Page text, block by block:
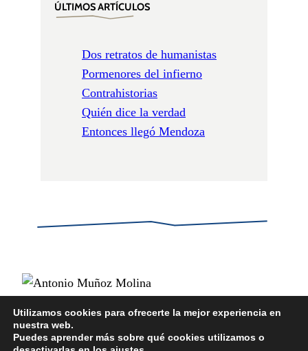
ÚLTIMOS ARTÍCULOS
Dos retratos de humanistas
Pormenores del infierno
Contrahistorias
Quién dice la verdad
Entonces llegó Mendoza
POLÍTICA DE COOKIES
Utilizamos cookies para ofrecerte la mejor experiencia en
nuestra web.
Puedes aprender más sobre qué cookies utilizamos o